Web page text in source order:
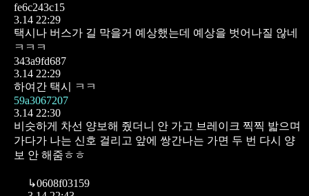
fe6c243c15
3.14 22:29
택시나 버스가 길 막을거 예상했는데 예상을 벗어나질 않네
ㅋㅋㅋ
343a9fd687
3.14 22:29
하여간 택시 ㅋㅋ
59a3067207
3.14 22:30
비슷하게 차선 양보해 줬더니 안 가고 브레이크 찍찍 밟으며
가다가 나는 신호 걸리고 앞에 쌍간나는 가면 두 번 다시 양
보 안 해줌ㅎㅎ
↳0608f03159